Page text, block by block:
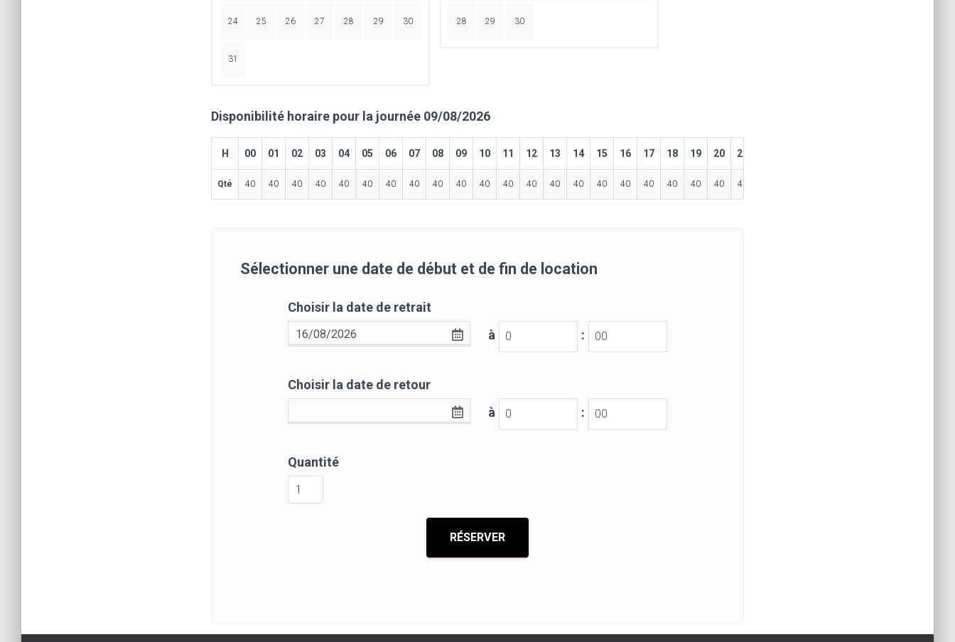
24 25 26 27 28 29 30
31
28 29 30
Disponibilité horaire pour la journée 09/08/2026
H 00 01 02 03 04 05 06 07 08 09 10 11 12 13 14 15 16 17 18 19 20 21
Qté 40 40 40 40 40 40 40 40 40 40 40 40 40 40 40 40 40 40 40 40 40 40
Sélectionner une date de début et de fin de location
Choisir la date de retrait
à
:
Choisir la date de retour
à
:
Quantité